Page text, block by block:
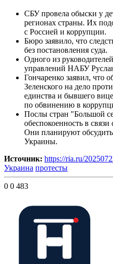
СБУ провела обыски у
регионах страны. Их
с Россией и коррупции.
Бюро заявило, что
без постановления суда.
Одного из
управлений НАБУ
Гончаренко заявил, что
Зеленского на дело
единства и бывшего
по обвинению в
Послы стран "Большой
обеспокоенность в
Они планируют
Украины.
Источник: https://ria.ru/
Украина протесты
0 0 483